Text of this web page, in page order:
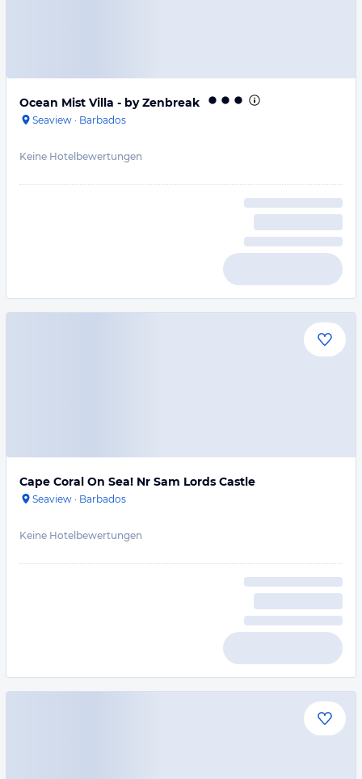
Ocean Mist Villa - by Zenbreak
Seaview · Barbados
Keine Hotelbewertungen
Cape Coral On Sea! Nr Sam Lords Castle
Seaview · Barbados
Keine Hotelbewertungen